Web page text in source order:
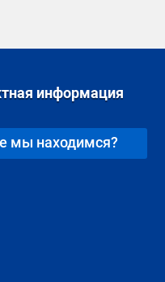
информация
мы находимся?